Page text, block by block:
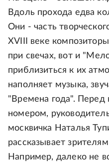
Вдоль прохода едва
Они - часть
XVIII веке
при свечах, вот и
приблизиться к их
наполняет музыка,
"Времена года".
номером,
москвичка Наталья
рассказывает
Например, далеко не